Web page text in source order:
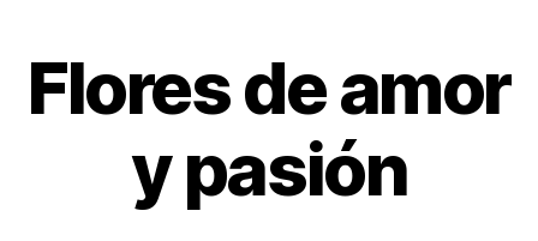
Flores de amor
y pasión